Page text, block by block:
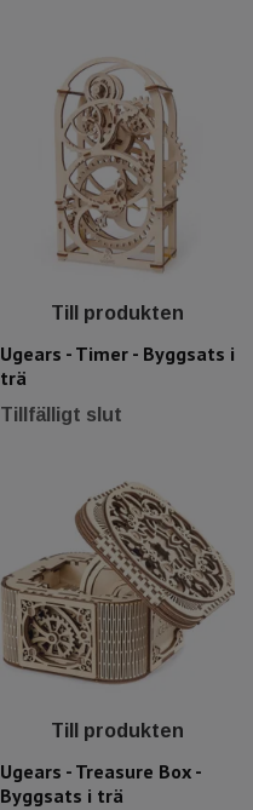
Till produkten
Ugears - Timer - Byggsats i
trä
Tillfälligt slut
Till produkten
Ugears - Treasure Box -
Byggsats i trä